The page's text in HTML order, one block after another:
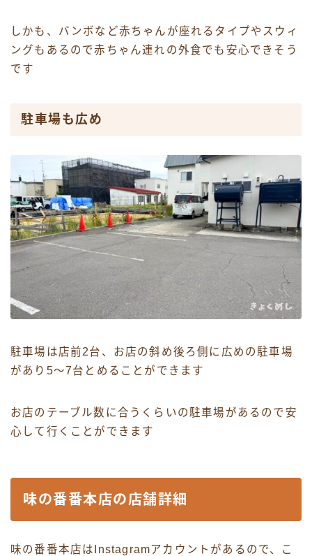
しかも、バンボなど赤ちゃんが座れるタイプやスウィ
ングもあるので赤ちゃん連れの外食でも安心できそう
です
駐車場も広め
駐車場は店前2台、お店の斜め後ろ側に広めの駐車場
があり5〜7台とめることができます
お店のテーブル数に合うくらいの駐車場があるので安
心して行くことができます
味の番番本店の店舗詳細
味の番番本店はInstagramアカウントがあるので、こ